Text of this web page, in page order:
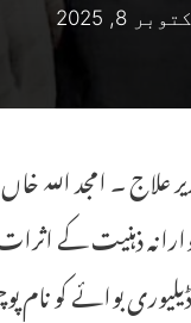
8, 2025
) فرقہ وارانہ ذہنیت
17 سالہ مسلم ڈیلیوری